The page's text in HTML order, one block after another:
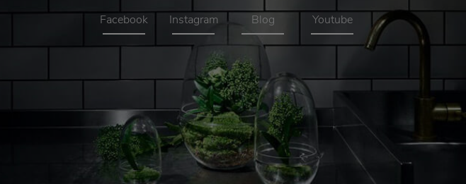
Facebook Instagram Blog Youtube